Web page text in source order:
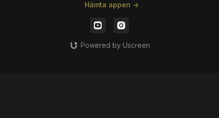
Hämta appen ->
Powered by Uscreen